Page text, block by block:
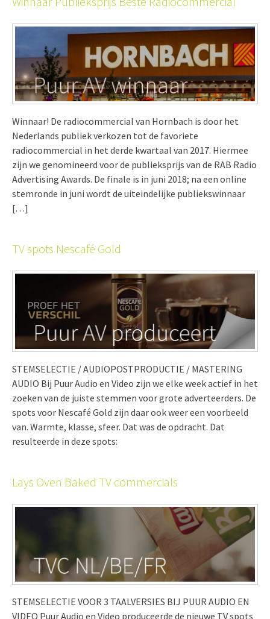
Winnaar! De radiocommercial van Hornbach is door het
Nederlands publiek verkozen tot de favoriete
radiocommercial in het derde kwartaal van 2017. Hiermee
zijn we genomineerd voor de publieksprijs van de RAB Radio
Advertising Awards. De finale is in juni 2018; na een online
stemronde in juni wordt de uiteindelijke publiekswinnaar
[…]
TV spots Nescafé Gold
STEMSELECTIE / AUDIOPOSTPRODUCTIE / MASTERING
AUDIO Bij Puur Audio en Video zijn we elke week actief in het
zoeken van de juiste stemmen voor grote adverteerders. De
spots voor Nescafé Gold zijn daar ook weer een voorbeeld
van. Warmte, klasse, sfeer. Dat was de opdracht. Dat
resulteerde in deze spots:
Lays Oven Baked TV commercials
STEMSELECTIE VOOR 3 TAALVERSIES BIJ PUUR AUDIO EN
VIDEO Puur Audio en Video produceerde de nieuwe TV spots